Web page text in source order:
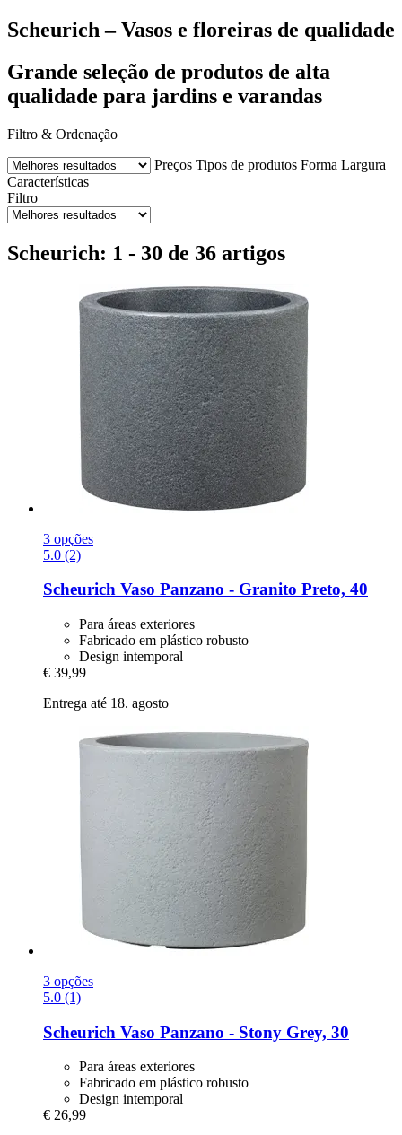
Scheurich – Vasos e floreiras de qualidade
Grande seleção de produtos de alta
qualidade para jardins e varandas
Filtro & Ordenação
Preços Tipos de produtos Forma Largura
Características
Filtro
Scheurich: 1 - 30 de 36 artigos
3 opções
5.0 (2)
Scheurich Vaso Panzano -​ Granito Preto, 40
Para áreas exteriores
Fabricado em plástico robusto
Design intemporal
€ 39,99
Entrega até 18. agosto
3 opções
5.0 (1)
Scheurich Vaso Panzano -​ Stony Grey, 30
Para áreas exteriores
Fabricado em plástico robusto
Design intemporal
€ 26,99